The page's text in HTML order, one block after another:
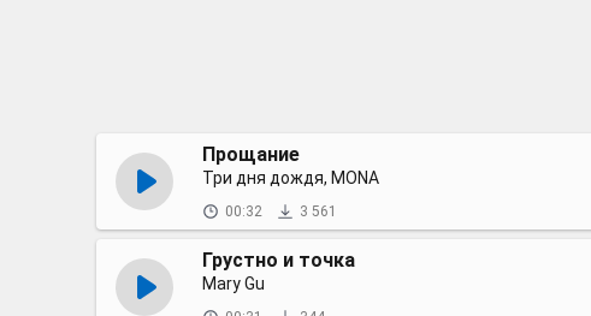
Прощание
Три дня дождя, MONA
00:32 3 561
Грустно и точка
Mary Gu